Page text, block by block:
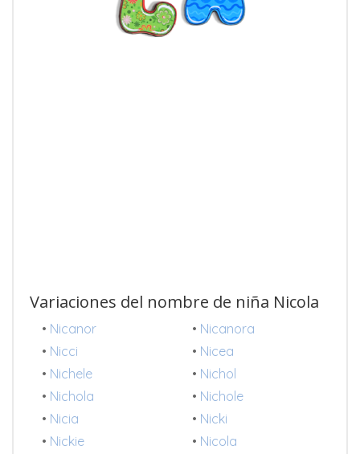
Variaciones del nombre de niña Nicola
• Nicanor • Nicanora
• Nicci • Nicea
• Nichele • Nichol
• Nichola • Nichole
• Nicia • Nicki
• Nickie • Nicola